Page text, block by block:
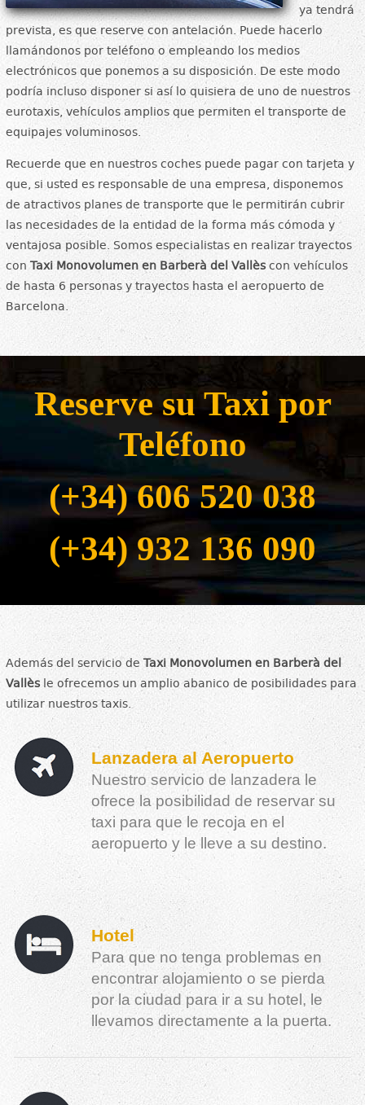
ya tendrá
prevista, es que reserve con antelación. Puede hacerlo
llamándonos por teléfono o empleando los medios
electrónicos que ponemos a su disposición. De este modo
podría incluso disponer si así lo quisiera de uno de nuestros
eurotaxis, vehículos amplios que permiten el transporte de
equipajes voluminosos.
Recuerde que en nuestros coches puede pagar con tarjeta y
que, si usted es responsable de una empresa, disponemos
de atractivos planes de transporte que le permitirán cubrir
las necesidades de la entidad de la forma más cómoda y
ventajosa posible. Somos especialistas en realizar trayectos
con Taxi Monovolumen en Barberà del Vallèscon vehículos
de hasta 6 personas y trayectos hasta el aeropuerto de
Barcelona.
Reserve su Taxi por
Teléfono
(+34) 606 520 038
(+34) 932 136 090
Además del servicio de Taxi Monovolumen en Barberà del
Vallèsle ofrecemos un amplio abanico de posibilidades para
utilizar nuestros taxis.
Lanzadera al Aeropuerto
Nuestro servicio de lanzadera le
ofrece la posibilidad de reservar su
taxi para que le recoja en el
aeropuerto y le lleve a su destino.
Hotel
Para que no tenga problemas en
encontrar alojamiento o se pierda
por la ciudad para ir a su hotel, le
llevamos directamente a la puerta.